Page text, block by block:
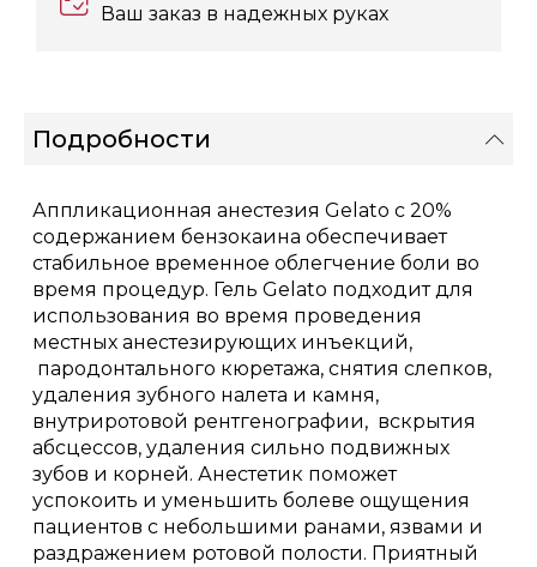
Ваш заказ в надежных руках
Подробности
Аппликационная анестезия Gelato с 20%
содержанием бензокаина обеспечивает
стабильное временное облегчение боли во
время процедур. Гель Gelato подходит для
использования во время проведения
местных анестезирующих инъекций,
пародонтального кюретажа, снятия слепков,
удаления зубного налета и камня,
внутриротовой рентгенографии, вскрытия
абсцессов, удаления сильно подвижных
зубов и корней. Анестетик поможет
успокоить и уменьшить болеве ощущения
пациентов с небольшими ранами, язвами и
раздражением ротовой полости. Приятный